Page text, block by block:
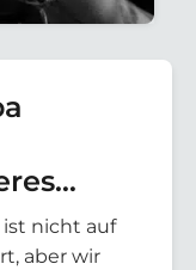
ist nicht auf
aber wir